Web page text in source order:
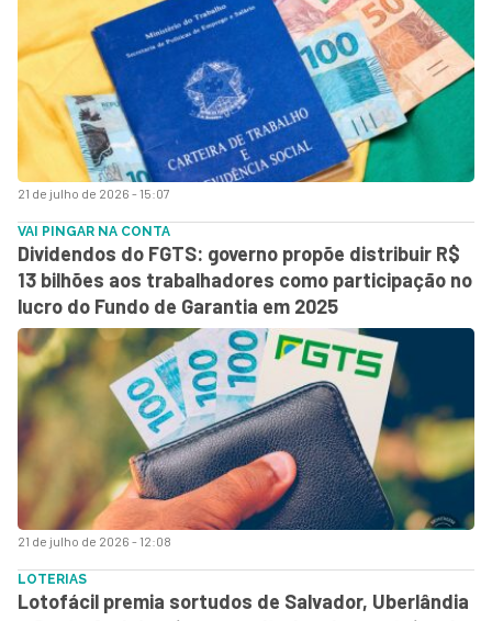
21 de julho de 2026 - 15:07
21 de julho de 2026 - 12:08
VAI PINGAR NA CONTA
Dividendos do FGTS: governo propõe distribuir R$
13 bilhões aos trabalhadores como participação no
lucro do Fundo de Garantia em 2025
LOTERIAS
Lotofácil premia sortudos de Salvador, Uberlândia